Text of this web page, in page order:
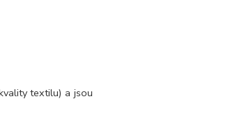
textilu) a jsou